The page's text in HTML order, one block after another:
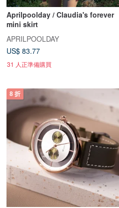
Aprilpoolday / Claudia's forever
mini skirt
APRILPOOLDAY
US$ 83.77
31 人正準備購買
8 折